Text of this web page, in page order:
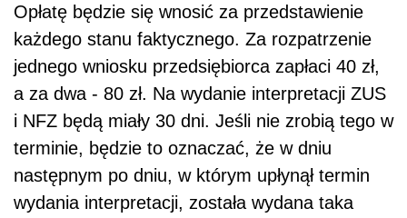
Opłatę będzie się wnosić za przedstawienie
każdego stanu faktycznego. Za rozpatrzenie
jednego wniosku przedsiębiorca zapłaci 40 zł,
a za dwa - 80 zł. Na wydanie interpretacji ZUS
i NFZ będą miały 30 dni. Jeśli nie zrobią tego w
terminie, będzie to oznaczać, że w dniu
następnym po dniu, w którym upłynął termin
wydania interpretacji, została wydana taka